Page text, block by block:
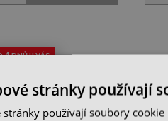
4 DNŮ U VÁS
stránky používají
používají soubory